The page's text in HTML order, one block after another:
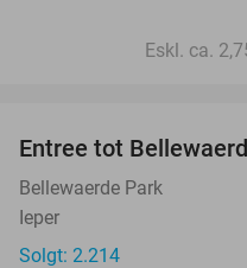
Eskl. ca.
Entree tot
Bellewaerde Park
Ieper
Solgt: 2.214